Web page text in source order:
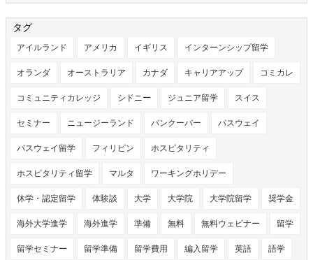
タグ
アイルランド アメリカ イギリス インターンシップ留学
オランダ オーストラリア カナダ キャリアアップ コミカレ
コミュニティカレッジ シドニー ジュニア留学 スイス
セミナー ニュージーランド バンクーバー パスウェイ
パスウェイ留学 フィリピン ホスピタリティ
ホスピタリティ留学 マルタ ワーキングホリデー
休学・認定留学 体験談 大学 大学院 大学院留学 奨学金
海外大学進学 海外進学 準備 無料 無料ウェビナー 留学
留学セミナー 留学準備 留学費用 編入留学 英語 語学